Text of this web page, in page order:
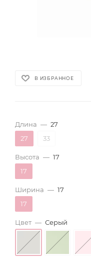
В ИЗБРАННОЕ
Длина — 27
27
33
Высота — 17
17
Ширина — 17
17
Цвет — Серый